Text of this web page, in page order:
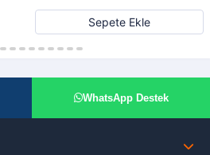
Sepete Ekle
WhatsApp Destek